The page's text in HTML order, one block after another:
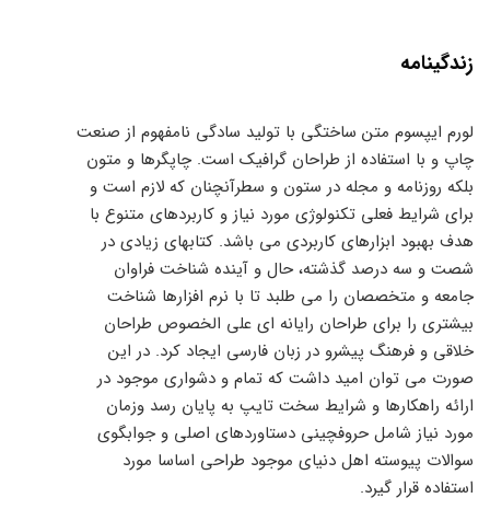
زندگینامه
لورم ایپسوم متن ساختگی با تولید سادگی نامفهوم از صنعت
چاپ و با استفاده از طراحان گرافیک است. چاپگرها و متون
بلکه روزنامه و مجله در ستون و سطرآنچنان که لازم است و
برای شرایط فعلی تکنولوژی مورد نیاز و کاربردهای متنوع با
هدف بهبود ابزارهای کاربردی می باشد. کتابهای زیادی در
شصت و سه درصد گذشته، حال و آینده شناخت فراوان
جامعه و متخصصان را می طلبد تا با نرم افزارها شناخت
بیشتری را برای طراحان رایانه ای علی الخصوص طراحان
خلاقی و فرهنگ پیشرو در زبان فارسی ایجاد کرد. در این
صورت می توان امید داشت که تمام و دشواری موجود در
ارائه راهکارها و شرایط سخت تایپ به پایان رسد وزمان
مورد نیاز شامل حروفچینی دستاوردهای اصلی و جوابگوی
سوالات پیوسته اهل دنیای موجود طراحی اساسا مورد
استفاده قرار گیرد.